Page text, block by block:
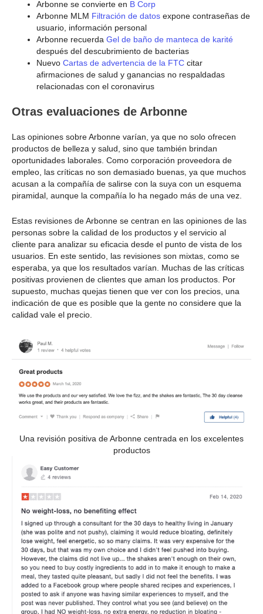
Arbonne se convierte en B Corp
Arbonne MLM Filtración de datos expone contraseñas de
usuario, información personal
Arbonne recuerda Gel de baño de manteca de karité
después del descubrimiento de bacterias
Nuevo Cartas de advertencia de la FTC citar
afirmaciones de salud y ganancias no respaldadas
relacionadas con el coronavirus
Otras evaluaciones de Arbonne
Las opiniones sobre Arbonne varían, ya que no solo ofrecen
productos de belleza y salud, sino que también brindan
oportunidades laborales. Como corporación proveedora de
empleo, las críticas no son demasiado buenas, ya que muchos
acusan a la compañía de salirse con la suya con un esquema
piramidal, aunque la compañía lo ha negado más de una vez.
Estas revisiones de Arbonne se centran en las opiniones de las
personas sobre la calidad de los productos y el servicio al
cliente para analizar su eficacia desde el punto de vista de los
usuarios. En este sentido, las revisiones son mixtas, como se
esperaba, ya que los resultados varían. Muchas de las críticas
positivas provienen de clientes que aman los productos. Por
supuesto, muchas quejas tienen que ver con los precios, una
indicación de que es posible que la gente no considere que la
calidad vale el precio.
Una revisión positiva de Arbonne centrada en los excelentes
productos